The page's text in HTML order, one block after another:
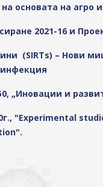
основата на
2021-16 и
(SIRTs) – Нови
„Иновации и
"Experimental